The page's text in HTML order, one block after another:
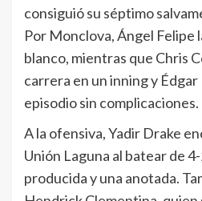
consiguió su séptimo
Por Monclova, Ángel Felipe
blanco, mientras que Chris
carrera en un inning y
episodio sin complicaciones.
A la ofensiva, Yadir Drake
Unión Laguna al batear de
producida y una anotada.